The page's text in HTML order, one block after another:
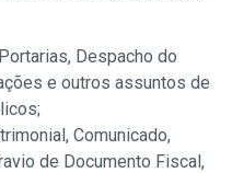
Despacho do
e outros assuntos de
Comunicado,
de Documento Fiscal,